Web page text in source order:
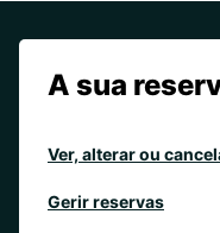
A sua
Ver, alterar ou
Gerir reservas